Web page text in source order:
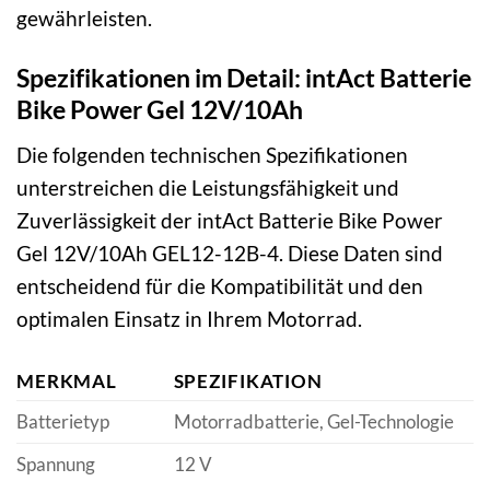
gewährleisten.
Spezifikationen im Detail: intAct Batterie
Bike Power Gel 12V/10Ah
Die folgenden technischen Spezifikationen
unterstreichen die Leistungsfähigkeit und
Zuverlässigkeit der intAct Batterie Bike Power
Gel 12V/10Ah GEL12-12B-4. Diese Daten sind
entscheidend für die Kompatibilität und den
optimalen Einsatz in Ihrem Motorrad.
MERKMAL
SPEZIFIKATION
Batterietyp
Motorradbatterie, Gel-Technologie
Spannung
12 V